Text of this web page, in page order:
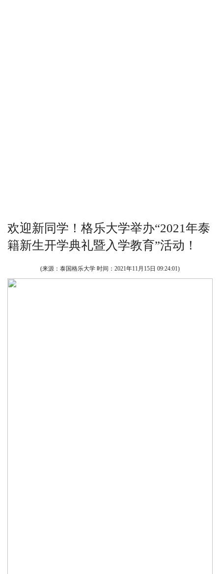
欢迎新同学！格乐大学举办“2021年泰
籍新生开学典礼暨入学教育”活动！
(来源：泰国格乐大学 时间： 2021年11月15日 09:24:01)